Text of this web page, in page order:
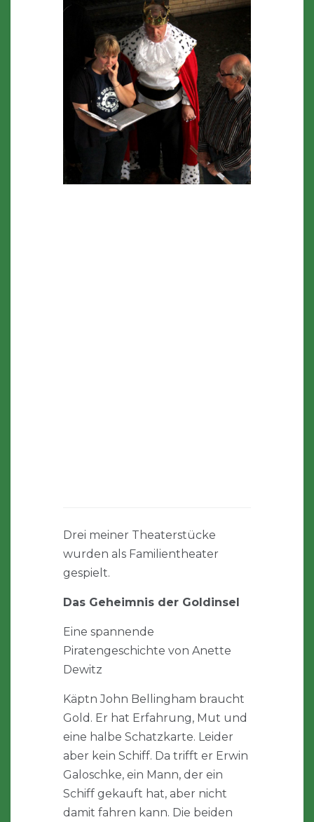
Drei meiner Theaterstücke
wurden als Familientheater
gespielt.
Das Geheimnis der Goldinsel
Eine spannende
Piratengeschichte von Anette
Dewitz
Käptn John Bellingham braucht
Gold. Er hat Erfahrung, Mut und
eine halbe Schatzkarte. Leider
aber kein Schiff. Da trifft er Erwin
Galoschke, ein Mann, der ein
Schiff gekauft hat, aber nicht
damit fahren kann. Die beiden